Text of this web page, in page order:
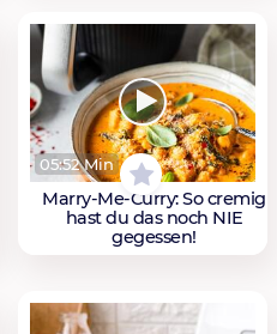
05:52 Min
Marry-Me-Curry: So cremig
hast du das noch NIE
gegessen!